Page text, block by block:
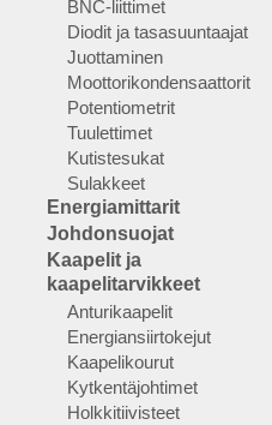
BNC-liittimet
Diodit ja tasasuuntaajat
Juottaminen
Moottorikondensaattorit
Potentiometrit
Tuulettimet
Kutistesukat
Sulakkeet
Energiamittarit
Johdonsuojat
Kaapelit ja
kaapelitarvikkeet
Anturikaapelit
Energiansiirtokejut
Kaapelikourut
Kytkentäjohtimet
Holkkitiivisteet